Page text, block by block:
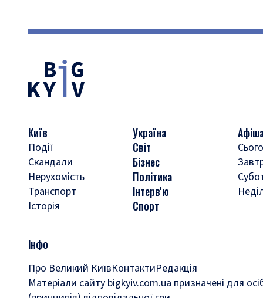
Київ
Події
Скандали
Нерухомість
Транспорт
Історія
Україна
Світ
Бізнес
Політика
Інтерв'ю
Спорт
Інфо
Про Великий КиївКонтактиРедакція
Матеріали сайту bigkyiv.com.ua призначені для